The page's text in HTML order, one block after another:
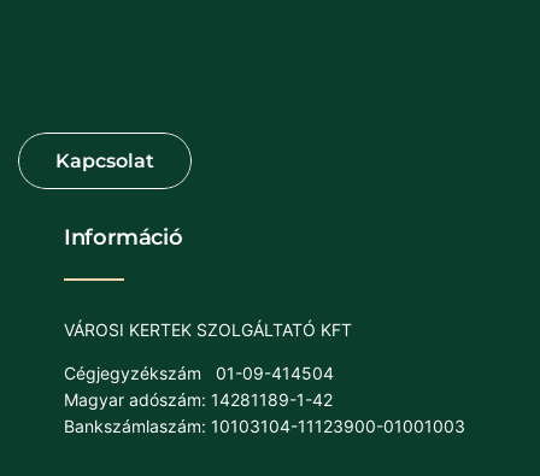
Információ
VÁROSI KERTEK SZOLGÁLTATÓ KFT
Cégjegyzékszám
01-09-414504
Magyar adószám: 14281189-1-42
Bankszámlaszám: 10103104-11123900-01001003